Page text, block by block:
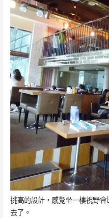
挑高的設計，感覺坐一樓視野
去了。